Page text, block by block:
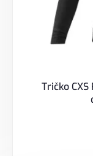
Tričko